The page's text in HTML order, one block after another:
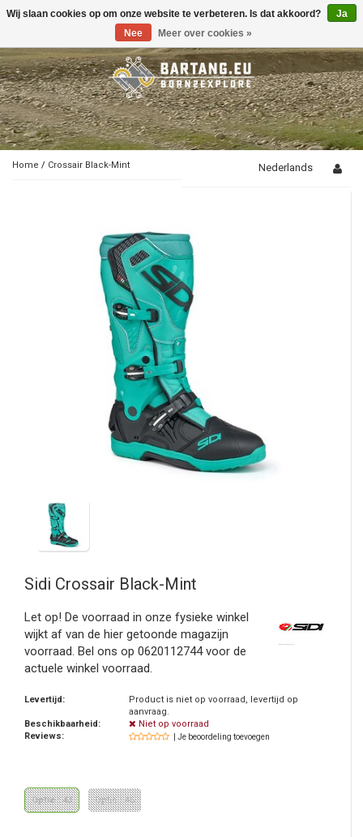
Toggle
Home / Crossair Black-Mint Nederlands
Sidi Crossair Black-Mint
Let op! De voorraad in onze fysieke winkel
wijkt af van de hier getoonde magazijn
voorraad. Bel ons op 0620112744 voor de
actuele winkel voorraad.
Levertijd:
Product is niet op voorraad, levertijd op
aanvraag.
Beschikbaarheid:
Niet op voorraad
Reviews:
| Je beoordeling toevoegen
Optie : 43 Optie : 46
Wij slaan cookies op om onze website te verbeteren. Is dat akkoord?
Ja
Nee
Meer over cookies »